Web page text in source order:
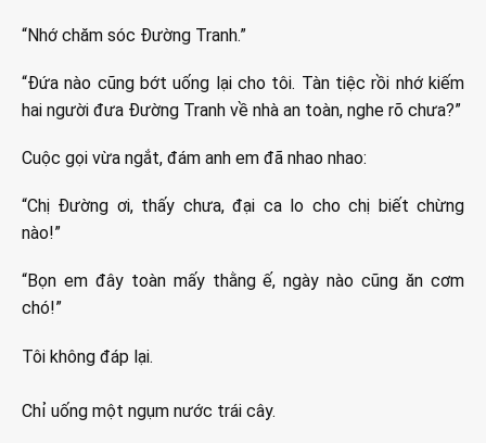
“Nhớ chăm sóc Đường Tranh.”
“Đứa nào cũng bớt uống lại cho tôi. Tàn tiệc rồi nhớ kiếm
hai người đưa Đường Tranh về nhà an toàn, nghe rõ chưa?”
Cuộc gọi vừa ngắt, đám anh em đã nhao nhao:
“Chị Đường ơi, thấy chưa, đại ca lo cho chị biết chừng
nào!”
“Bọn em đây toàn mấy thằng ế, ngày nào cũng ăn cơm
chó!”
Tôi không đáp lại.
Chỉ uống một ngụm nước trái cây.